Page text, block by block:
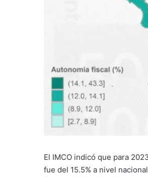
El IMCO indicó que para
fue del 15.5% a nivel